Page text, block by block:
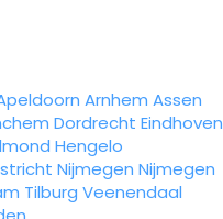
Arnhem Assen
Dordrecht Eindhoven
Hengelo
Nijmegen Nijmegen
Tilburg Veenendaal